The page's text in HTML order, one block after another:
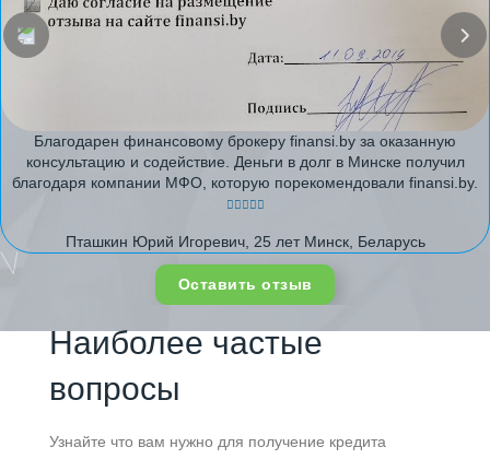
Благодарен финансовому брокеру finansi.by за оказанную
консультацию и содействие. Деньги в долг в Минске получил
благодаря компании МФО, которую порекомендовали finansi.by.
Пташкин Юрий Игоревич, 25 лет Минск, Беларусь
Оставить отзыв
Наиболее частые
вопросы
Узнайте что вам нужно для получение кредита